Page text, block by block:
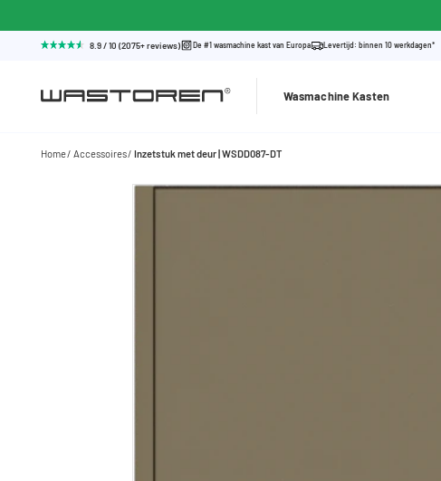
8.9 / 10 (2075+ reviews) De #1 wasmachine kast van Europa Levertijd: binnen 10 werkdagen*
Wasmachine Kasten
Home Accessoires Inzetstuk met deur | WSDD087-DT